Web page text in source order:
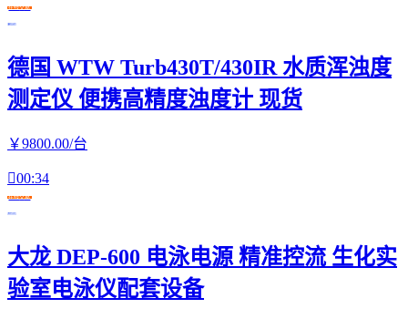
在线交易
德国 WTW Turb430T/430IR 水质浑浊度
测定仪 便携高精度浊度计 现货
￥9800.00/台
00:34
在线交易
大龙 DEP-600 电泳电源 精准控流 生化实
验室电泳仪配套设备